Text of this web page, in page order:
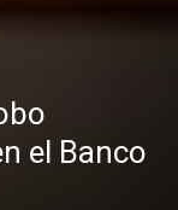
el Banco